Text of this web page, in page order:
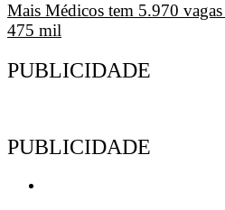
Mais Médicos tem 5.970
475 mil
PUBLICIDADE
PUBLICIDADE